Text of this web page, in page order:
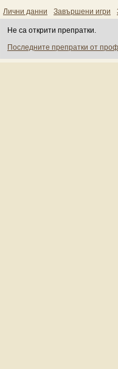
Лични данни Завършени игри
Не са открити препратки.
Последните препратки от